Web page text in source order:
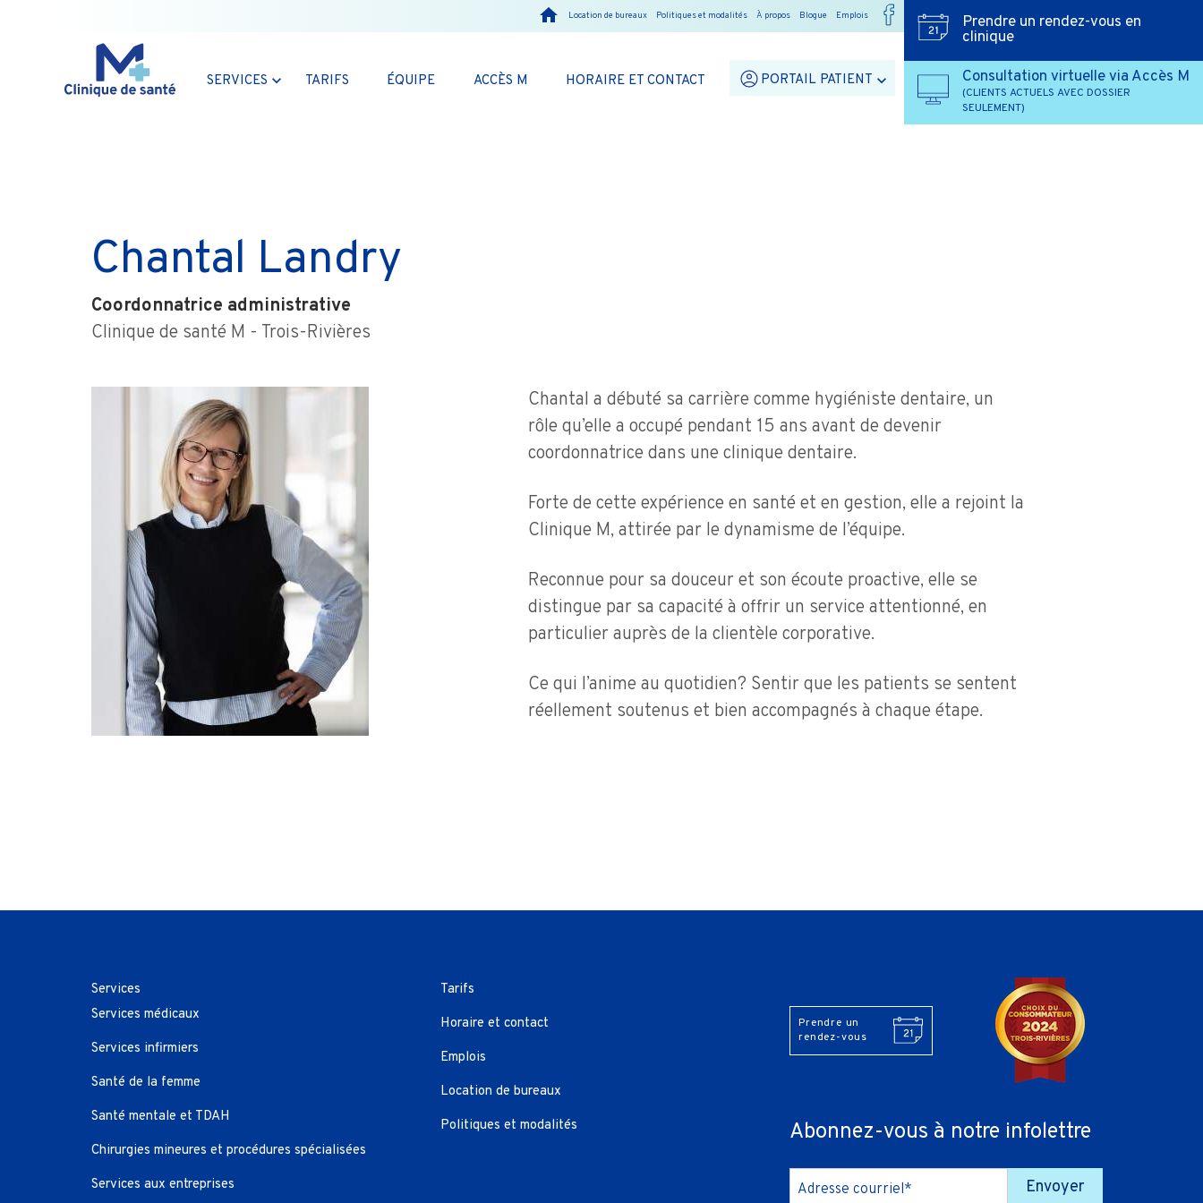
Location de bureaux Politiques et modalités À propos Blogue Emplois
SERVICES TARIFS ÉQUIPE ACCÈS M HORAIRE ET CONTACT PORTAIL PATIENT
Prendre un rendez-vous en
clinique
Consultation virtuelle via Accès M
(CLIENTS ACTUELS AVEC DOSSIER
SEULEMENT)
Chantal Landry
Coordonnatrice administrative
Clinique de santé M - Trois-Rivières
Chantal a débuté sa carrière comme hygiéniste dentaire, un
rôle qu’elle a occupé pendant 15 ans avant de devenir
coordonnatrice dans une clinique dentaire.
Forte de cette expérience en santé et en gestion, elle a rejoint la
Clinique M, attirée par le dynamisme de l’équipe.
Reconnue pour sa douceur et son écoute proactive, elle se
distingue par sa capacité à offrir un service attentionné, en
particulier auprès de la clientèle corporative.
Ce qui l’anime au quotidien? Sentir que les patients se sentent
réellement soutenus et bien accompagnés à chaque étape.
Services
Services médicaux
Services infirmiers
Santé de la femme
Santé mentale et TDAH
Chirurgies mineures et procédures spécialisées
Services aux entreprises
Tarifs
Horaire et contact
Emplois
Location de bureaux
Politiques et modalités
Prendre un
rendez-vous
Abonnez-vous à notre infolettre
Adresse courriel* Envoyer